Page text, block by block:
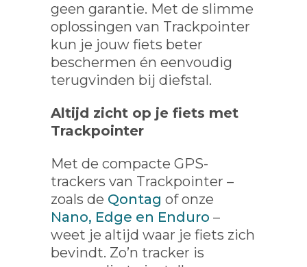
geen garantie. Met de slimme
oplossingen van Trackpointer
kun je jouw fiets beter
beschermen én eenvoudig
terugvinden bij diefstal.
Altijd zicht op je fiets met
Trackpointer
Met de compacte GPS-
trackers van Trackpointer –
zoals de Qontag of onze
Nano, Edge en Enduro –
weet je altijd waar je fiets zich
bevindt. Zo’n tracker is